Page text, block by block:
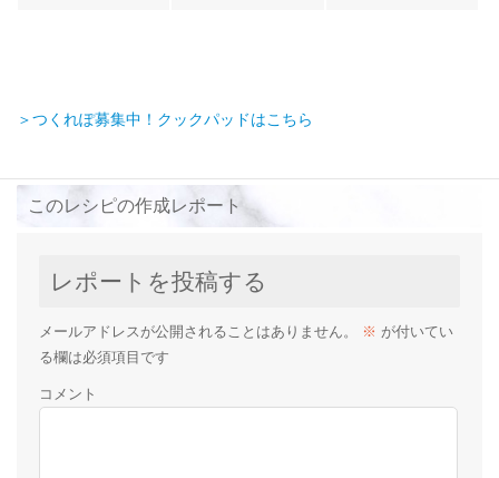
＞つくれぽ募集中！クックパッドはこちら
このレシピの作成レポート
レポートを投稿する
メールアドレスが公開されることはありません。 ※ が付いてい
る欄は必須項目です
コメント